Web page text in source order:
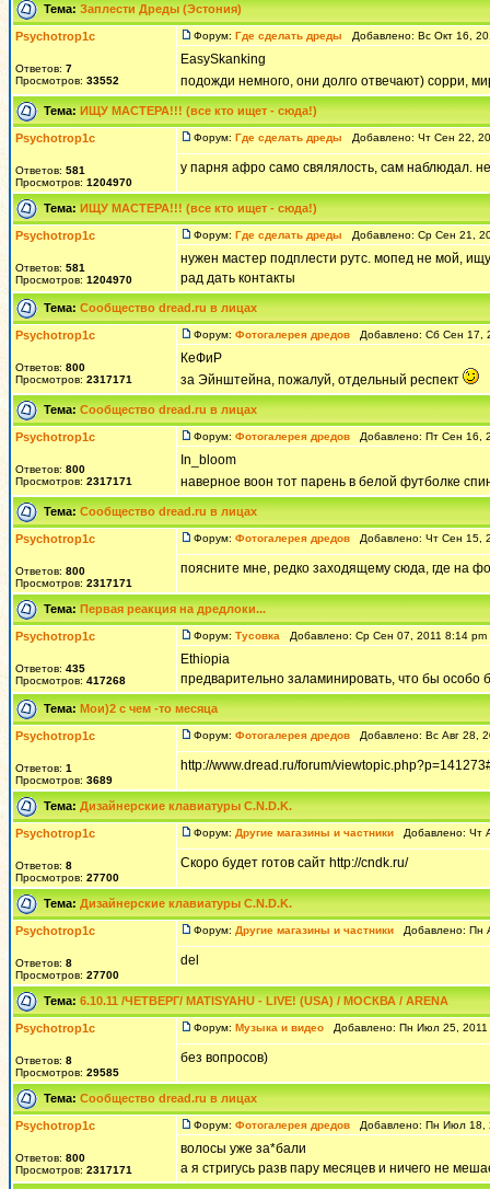
Тема: Заплести Дреды (Эстония)
Psychotrop1c
Ответов: 7
Просмотров: 33552
Форум: Где сделать дреды Добавлено: Вс Окт 16,
EasySkanking
подожди немного, они долго отвечают) сорри,
Тема: ИЩУ МАСТЕРА!!! (все кто ищет - сюда!)
Psychotrop1c
Ответов: 581
Просмотров: 1204970
Форум: Где сделать дреды Добавлено: Чт Сен 22,
у парня афро само свялялость, сам наблюдал.
Тема: ИЩУ МАСТЕРА!!! (все кто ищет - сюда!)
Psychotrop1c
Ответов: 581
Просмотров: 1204970
Форум: Где сделать дреды Добавлено: Ср Сен 21,
нужен мастер подплести рутс. мопед не мой,
рад дать контакты
Тема: Сообщество dread.ru в лицах
Psychotrop1c
Ответов: 800
Просмотров: 2317171
Форум: Фотогалерея дредов Добавлено: Сб Сен 17,
КеФиР
за Эйнштейна, пожалуй, отдельный респект
Тема: Сообщество dread.ru в лицах
Psychotrop1c
Ответов: 800
Просмотров: 2317171
Форум: Фотогалерея дредов Добавлено: Пт Сен 16,
In_bloom
наверное воон тот парень в белой футболке
Тема: Сообщество dread.ru в лицах
Psychotrop1c
Ответов: 800
Просмотров: 2317171
Форум: Фотогалерея дредов Добавлено: Чт Сен 15,
поясните мне, редко заходящему сюда, где на
Тема: Первая реакция на дредлоки...
Psychotrop1c
Ответов: 435
Просмотров: 417268
Форум: Тусовка Добавлено: Ср Сен 07, 2011 8:14
Ethiopia
предварительно заламинировать, что бы особо
Тема: Мои)2 с чем -то месяца
Psychotrop1c
Ответов: 1
Просмотров: 3689
Форум: Фотогалерея дредов Добавлено: Вс Авг 28,
http://www.dread.ru/forum/
Тема: Дизайнерские клавиатуры С.N.D.K.
Psychotrop1c
Ответов: 8
Просмотров: 27700
Форум: Другие магазины и частники Добавлено: Чт
Скоро будет готов сайт http://cndk.ru/
Тема: Дизайнерские клавиатуры С.N.D.K.
Psychotrop1c
Ответов: 8
Просмотров: 27700
Форум: Другие магазины и частники Добавлено: Пн
del
Тема: 6.10.11 /ЧЕТВЕРГ/ MATISYAHU - LIVE! (USA) / МОСКВА / ARENA
Psychotrop1c
Ответов: 8
Просмотров: 29585
Форум: Музыка и видео Добавлено: Пн Июл 25,
без вопросов)
Тема: Сообщество dread.ru в лицах
Psychotrop1c
Ответов: 800
Просмотров: 2317171
Форум: Фотогалерея дредов Добавлено: Пн Июл
волосы уже за*бали
а я стригусь разв пару месяцев и ничего не